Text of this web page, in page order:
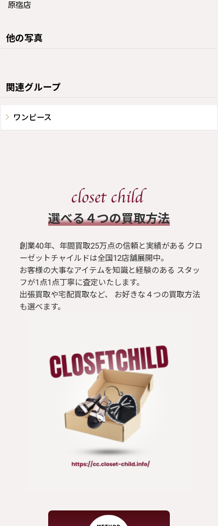
原宿店
他の写真
関連グループ
ワンピース
​選べる４つの買取方法
創業40年、年間買取25万点の信頼と実績がある クロ
ーゼットチャイルドは全国12店舗展開中。
お客様の大事なアイテムを知識と経験のある スタッ
フが1点1点丁寧に査定いたします。
出張買取や宅配買取など、 お好きな４つの買取方法
も選べます。